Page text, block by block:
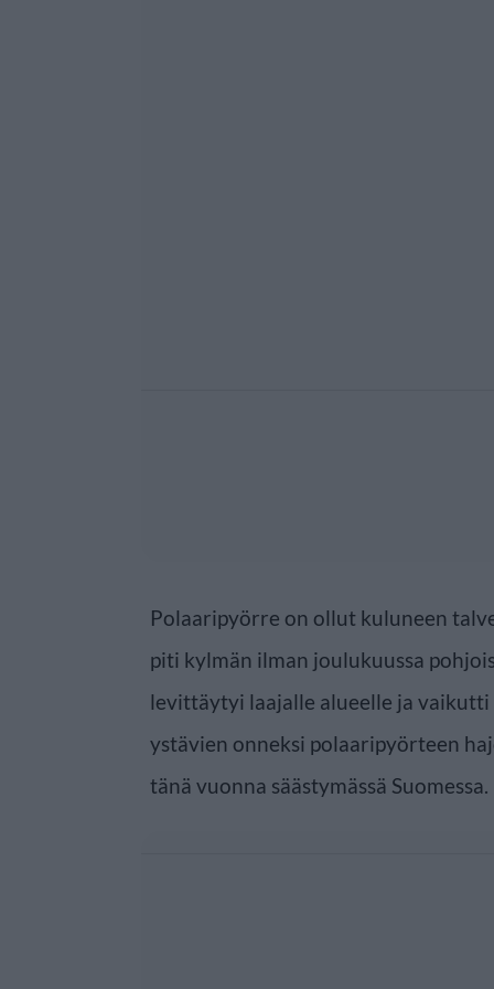
Polaaripyörre on ollut kuluneen
piti kylmän ilman joulukuussa
levittäytyi laajalle alueelle ja vaikutti
ystävien onneksi polaaripyörteen
tänä vuonna säästymässä Suomessa.